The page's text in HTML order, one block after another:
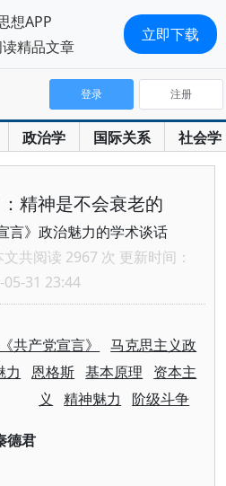
政治学 国际关系 社会学
登录 注册
精神是不会衰老的
》政治魅力的学术谈话
共阅读 2967 次 更新时间：
05-31 23:44
《共产党宣言》
马克思主义政
力 恩格斯 基本原理
资本主
义
精神魅力 阶级斗争
德君
想APP
精品文章
立即下载